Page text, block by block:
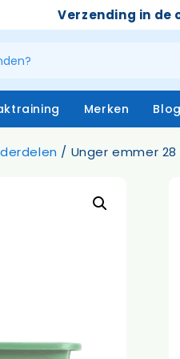
Verzending in de
Merken Blog
/ Unger emmer 28